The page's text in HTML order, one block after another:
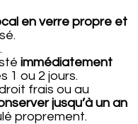
en verre propre et
immédiatement
1 ou 2 jours.
frais ou au
jusqu’à un an
proprement.